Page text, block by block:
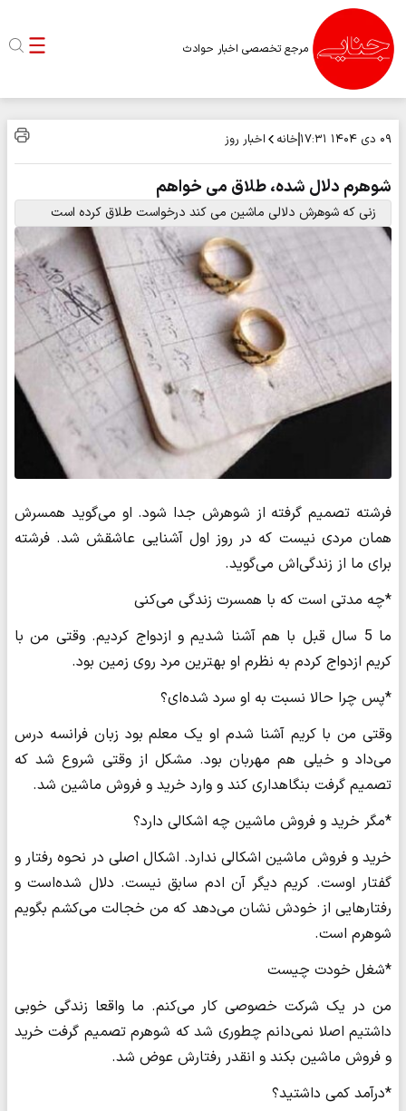
مرجع تخصصی اخبار حوادث
۰۹ دی ۱۴۰۴ ۱۷:۳۱ خانه اخبار روز
شوهرم دلال شده، طلاق می خواهم
زنی که شوهرش دلالی ماشین می کند درخواست طلاق کرده است
فرشته تصمیم گرفته از شوهرش جدا شود. او می‌گوید همسرش
همان مردی نیست که در روز اول آشنایی عاشقش شد. فرشته
برای ما از زندگی‌اش می‌گوید.
*چه مدتی است که با همسرت زندگی می‌کنی
ما 5 سال قبل با هم آشنا شدیم و ازدواج کردیم. وقتی من با
کریم ازدواج کردم به نظرم او بهترین مرد روی زمین بود.
*پس چرا حالا نسبت به او سرد شده‌ای؟
وقتی من با کریم آشنا شدم او یک معلم بود زبان فرانسه درس
می‌داد و خیلی هم مهربان بود. مشکل از وقتی شروع شد که
تصمیم گرفت بنگاهداری کند و وارد خرید و فروش ماشین شد.
*مگر خرید و فروش ماشین چه اشکالی دارد؟
خرید و فروش ماشین اشکالی ندارد. اشکال اصلی در نحوه رفتار و
گفتار اوست. کریم دیگر آن ادم سابق نیست. دلال شده‌است و
رفتارهایی از خودش نشان می‌دهد که من خجالت می‌کشم بگویم
شوهرم است.
*شغل خودت چیست
من در یک شرکت خصوصی کار می‌کنم. ما واقعا زندگی خوبی
داشتیم اصلا نمی‌دانم چطوری شد که شوهرم تصمیم گرفت خرید
و فروش ماشین بکند و انقدر رفتارش عوض شد.
*درآمد کمی داشتید؟